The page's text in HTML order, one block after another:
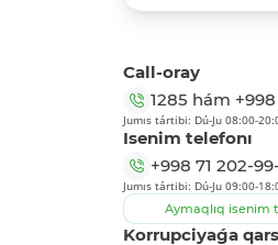
Call-oray
1285 hám
Jumıs tártibi: Dú-Ju 08:00-
Isenim telefonı
+998 71 202-
Jumıs tártibi: Dú-Ju 09:00-
Aymaqlıq isenim
Korrupciyaǵa